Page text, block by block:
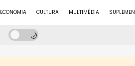
ECONOMIA CULTURA MULTIMÉDIA